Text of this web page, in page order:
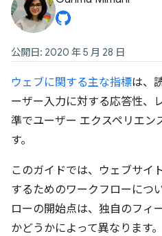
公開日: 2020 年 5 月 28 日
ウェブに関する主な指標は、
ーザー入力に対する応答性、
準でユーザー エクスペリエン
す。
このガイドでは、ウェブサイ
するためのワークフローにつ
ローの開始点は、独自のフィ
かどうかによって異なります